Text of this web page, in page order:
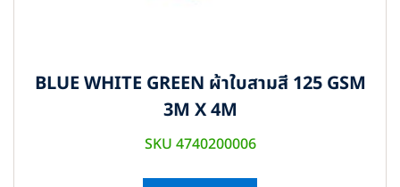
BLUE WHITE GREEN ผ้าใบสามสี 125 GSM
3M X 4M
SKU 4740200006